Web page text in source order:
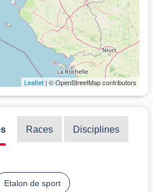
Leaflet | © OpenStreetMap contributors
Races Disciplines
Etalon de sport